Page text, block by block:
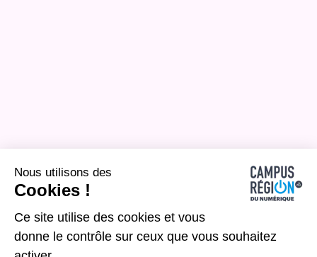
Nous utilisons des
Cookies !
Ce site utilise des cookies et vous
donne le contrôle sur ceux que vous souhaitez